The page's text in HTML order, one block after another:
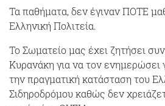
Τα παθήματα, δεν έγιναν ΠΟΤΕ
Ελληνική Πολιτεία.
Το Σωματείο μας έχει ζητήσει
Κυρανάκη για να τον ενημερώσει
την πραγματική κατάσταση του
Σιδηροδρόμου καθώς δεν